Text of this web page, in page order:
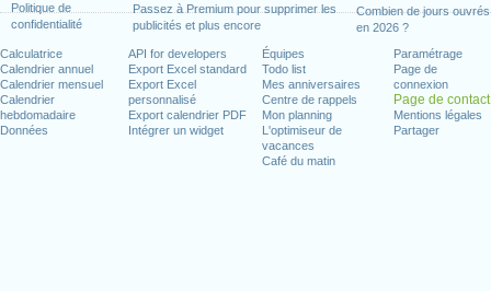
Politique de
confidentialité
Passez à Premium pour supprimer les
publicités et plus encore
Combien de jours ouvrés
en 2026 ?
Calculatrice
Calendrier annuel
Calendrier mensuel
Calendrier
hebdomadaire
Données
API for developers
Export Excel standard
Export Excel
personnalisé
Export calendrier PDF
Intégrer un widget
Équipes
Todo list
Mes anniversaires
Centre de rappels
Mon planning
L'optimiseur de
vacances
Café du matin
Paramétrage
Page de
connexion
Page de contact
Mentions légales
Partager